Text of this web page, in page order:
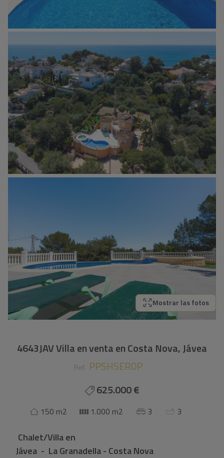
Mostrar las fotos
4643JAV Villa en venta en Costa Nova, Jávea
Ref. PPSHSER0P
625.000 €
150 m2 1.000 m2 3 3
Chalet/Villaen
Jávea - La Granadella - Costa Nova